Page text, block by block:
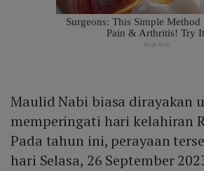
Maulid Nabi biasa dirayakan
memperingati hari kelahiran
Pada tahun ini, perayaan
hari Selasa, 26 September